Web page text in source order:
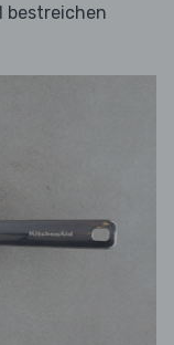
bestreichen